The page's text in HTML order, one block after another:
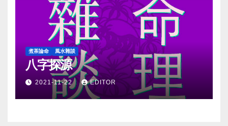
煮茶論命 風水雜談
八字探源
2021-11-22 EDITOR